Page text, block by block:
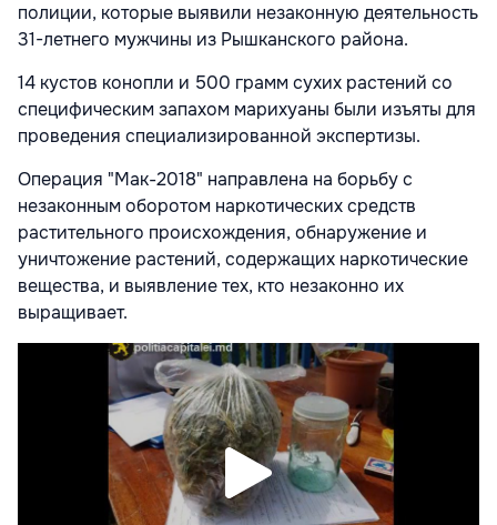
полиции, которые выявили незаконную деятельность
31-летнего мужчины из Рышканского района.
14 кустов конопли и 500 грамм сухих растений со
специфическим запахом марихуаны были изъяты для
проведения специализированной экспертизы.
Операция "Mак-2018" направлена на борьбу с
незаконным оборотом наркотических средств
растительного происхождения, обнаружение и
уничтожение растений, содержащих наркотические
вещества, и выявление тех, кто незаконно их
выращивает.